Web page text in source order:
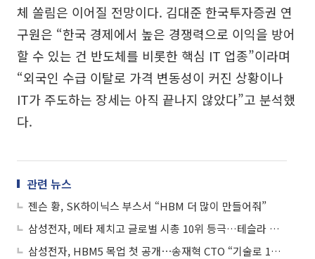
체 쏠림은 이어질 전망이다. 김대준 한국투자증권 연
구원은 “한국 경제에서 높은 경쟁력으로 이익을 방어
할 수 있는 건 반도체를 비롯한 핵심 IT 업종”이라며
“외국인 수급 이탈로 가격 변동성이 커진 상황이나
IT가 주도하는 장세는 아직 끝나지 않았다”고 분석했
다.
관련 뉴스
젠슨 황, SK하이닉스 부스서 “HBM 더 많이 만들어줘”
삼성전자, 메타 제치고 글로벌 시총 10위 등극…테슬라 맹추격
삼성전자, HBM5 목업 첫 공개⋯송재혁 CTO “기술로 1등 목표”